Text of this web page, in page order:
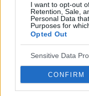
I want to opt-out
Retention, Sale,
Personal Data
Purposes for
Opted Out
Sensitive Data
CONFIRM
wkładka
Reklama: